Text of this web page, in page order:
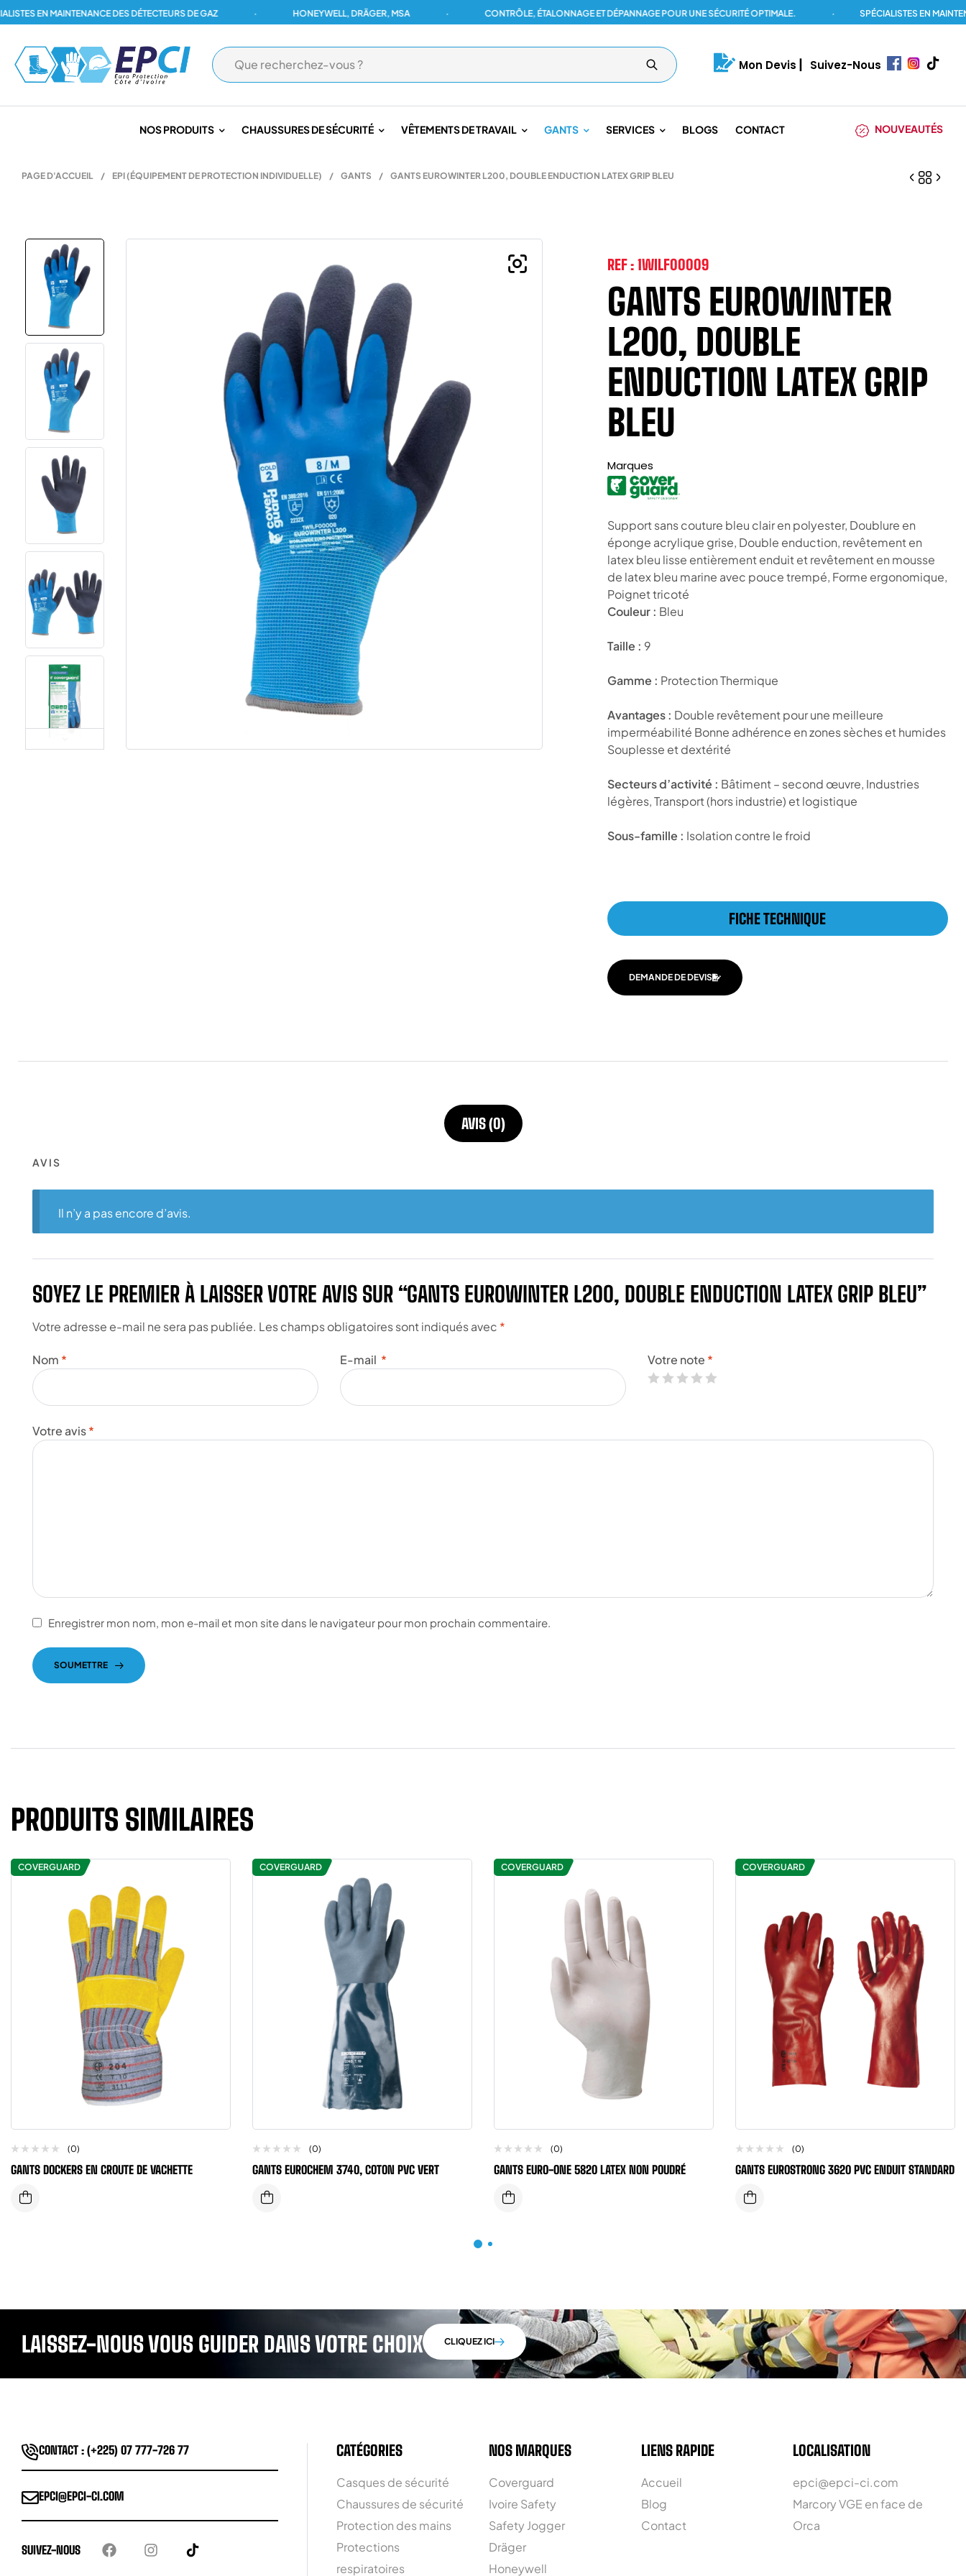
EN MAINTENANCE DES DÉTECTEURS DE GAZ HONEYWELL, DRÄGER, MSA CONTRÔLE, ÉTALONNAGE ET DÉPANNAGE POUR UNE SÉCURITÉ OPTIMALE. SPÉCIALISTES EN
Mon Devis Suivez-Nous
NOS PRODUITS CHAUSSURES DE SÉCURITÉ VÊTEMENTS DE TRAVAIL GANTS SERVICES BLOGS CONTACT NOUVEAUTÉS
PAGE D'ACCUEIL / EPI (ÉQUIPEMENT DE PROTECTION INDIVIDUELLE) / GANTS / GANTS EUROWINTER L200, DOUBLE ENDUCTION LATEX GRIP BLEU
REF : 1WILF00009
GANTS EUROWINTER
L200, DOUBLE
ENDUCTION LATEX GRIP
BLEU
Marques
Support sans couture bleu clair en polyester, Doublure en
éponge acrylique grise, Double enduction, revêtement en
latex bleu lisse entièrement enduit et revêtement en mousse
de latex bleu marine avec pouce trempé, Forme ergonomique,
Poignet tricoté
Couleur : Bleu
Taille : 9
Gamme : Protection Thermique
Avantages : Double revêtement pour une meilleure
imperméabilité Bonne adhérence en zones sèches et humides
Souplesse et dextérité
Secteurs d’activité : Bâtiment – second œuvre, Industries
légères, Transport (hors industrie) et logistique
Sous-famille : Isolation contre le froid
FICHE TECHNIQUE
DEMANDE DE DEVIS
AVIS (0)
AVIS
Il n’y a pas encore d’avis.
SOYEZ LE PREMIER À LAISSER VOTRE AVIS SUR “GANTS EUROWINTER L200, DOUBLE ENDUCTION LATEX GRIP BLEU”
Votre adresse e-mail ne sera pas publiée. Les champs obligatoires sont indiqués avec *
Votre note *
Votre avis*
Nom * E-mail *
Enregistrer mon nom, mon e-mail et mon site dans le navigateur pour mon prochain commentaire.
SOUMETTRE
PRODUITS SIMILAIRES
COVERGUARD
(0)
GANTS DOCKERS EN CROUTE DE VACHETTE
COVERGUARD
(0)
GANTS EUROCHEM 3740, COTON PVC VERT
COVERGUARD
(0)
GANTS EURO-ONE 5820 LATEX NON POUDRÉ
COVERGUARD
(0)
GANTS EUROSTRONG 3620 PVC ENDUIT STANDARD
LAISSEZ-NOUS VOUS GUIDER DANS VOTRE CHOIX CLIQUEZ ICI
CONTACT : (+225) 07 777-726 77
EPCI@EPCI-CI.COM
SUIVEZ-NOUS
CATÉGORIES
Casques de sécurité
Chaussures de sécurité
Protection des mains
Protections
respiratoires
NOS MARQUES
Coverguard
Ivoire Safety
Safety Jogger
Dräger
Honeywell
LIENS RAPIDE
Accueil
Blog
Contact
LOCALISATION
epci@epci-ci.com
Marcory VGE en face de
Orca